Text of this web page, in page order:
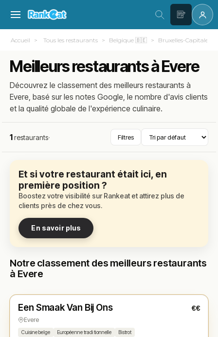
Accueil Tous les restaurants Belgique 🇧🇪 Bruxelles-Capitale
Meilleurs restaurants à Evere
Découvrez le classement des meilleurs restaurants à
Evere, basé sur les notes Google, le nombre d'avis clients
et la qualité globale de l'expérience culinaire.
1restaurants· Filtres
Et si votre restaurant était ici, en
première position ?
Boostez votre visibilité sur Rankeat et attirez plus de
clients près de chez vous.
En savoir plus
Notre classement des meilleurs restaurants
à Evere
★ N° 1
Een Smaak Van Bij Ons €€
Evere
Cuisine belge Européenne traditionnelle Bistrot